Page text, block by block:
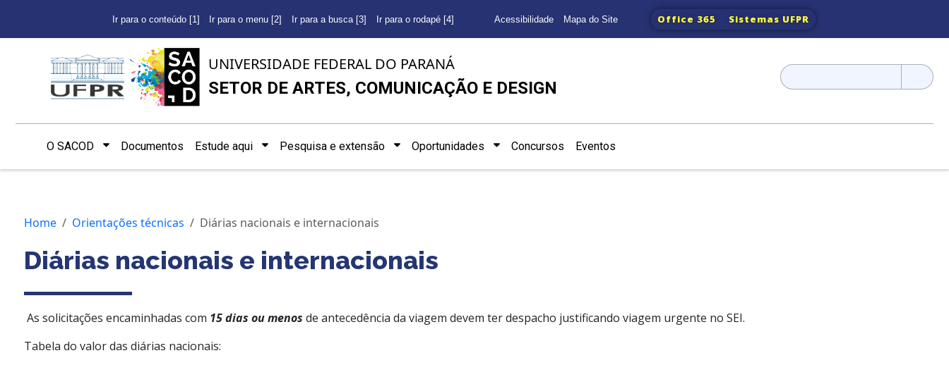
Ir para o conteúdo [1] Ir para o menu [2] Ir para a busca [3] Ir para o rodapé [4] Acessibilidade Mapa do Site Office 365 Sistemas UFPR
UNIVERSIDADE FEDERAL DO PARANÁ
SETOR DE ARTES, COMUNICAÇÃO E DESIGN
Pesquisar
por:
O SACOD Documentos Estude aqui Pesquisa e extensão Oportunidades Concursos Eventos
Home Orientações técnicas Diárias nacionais e internacionais
Diárias nacionais e internacionais
As solicitações encaminhadas com 15 dias ou menos de antecedência da viagem devem ter despacho justificando viagem urgente no SEI.
Tabela do valor das diárias nacionais: